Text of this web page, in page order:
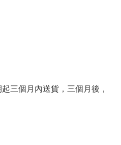
三個月內送貨，三個月後，